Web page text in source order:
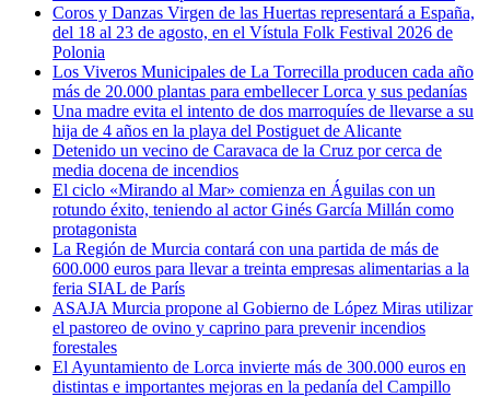
Coros y Danzas Virgen de las Huertas representará a España,
del 18 al 23 de agosto, en el Vístula Folk Festival 2026 de
Polonia
Los Viveros Municipales de La Torrecilla producen cada año
más de 20.000 plantas para embellecer Lorca y sus pedanías
Una madre evita el intento de dos marroquíes de llevarse a su
hija de 4 años en la playa del Postiguet de Alicante
Detenido un vecino de Caravaca de la Cruz por cerca de
media docena de incendios
El ciclo «Mirando al Mar» comienza en Águilas con un
rotundo éxito, teniendo al actor Ginés García Millán como
protagonista
La Región de Murcia contará con una partida de más de
600.000 euros para llevar a treinta empresas alimentarias a la
feria SIAL de París
ASAJA Murcia propone al Gobierno de López Miras utilizar
el pastoreo de ovino y caprino para prevenir incendios
forestales
El Ayuntamiento de Lorca invierte más de 300.000 euros en
distintas e importantes mejoras en la pedanía del Campillo